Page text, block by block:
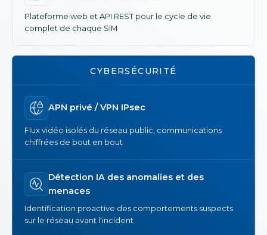
Plateforme web et API REST pour le cycle de vie
complet de chaque SIM
CYBERSÉCURITÉ
APN privé / VPN IPsec
Flux vidéo isolés du réseau public, communications
chiffrées de bout en bout
Détection IA des anomalies et des
menaces
Identification proactive des comportements suspects
sur le réseau avant l'incident